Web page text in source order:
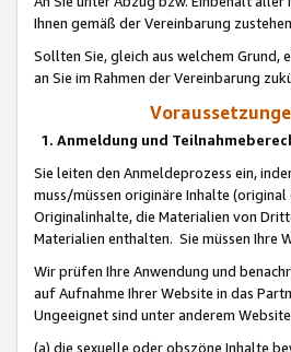
Ihnen gemäß der Vereinbarung
Sollten Sie, gleich aus welchem Grund,
an Sie im Rahmen der Vereinbarung
1. Anmeldung und
Sie leiten den Anmeldeprozess ein,
muss/müssen originäre Inhalte
Originalinhalte, die Materialien von
Materialien enthalten. Sie müssen Ihre
Wir prüfen Ihre Anwendung und
auf Aufnahme Ihrer Website in das
Ungeeignet sind unter anderem
(a) die sexuelle oder obszöne Inhalte